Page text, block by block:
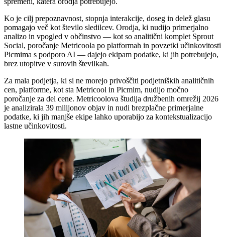
Ko je cilj prepoznavnost, stopnja interakcije, doseg in delež glasu
pomagajo več kot število sledilcev. Orodja, ki nudijo primerjalno
analizo in vpogled v občinstvo — kot so analitični komplet Sprout
Social, poročanje Metricoola po platformah in povzetki učinkovitosti
Picmima s podporo AI — dajejo ekipam podatke, ki jih potrebujejo,
brez utopitve v surovih številkah.
Za mala podjetja, ki si ne morejo privoščiti podjetniških analitičnih
cen, platforme, kot sta Metricool in Picmim, nudijo močno
poročanje za del cene. Metricoolova študija družbenih omrežij 2026
je analizirala 39 milijonov objav in nudi brezplačne primerjalne
podatke, ki jih manjše ekipe lahko uporabijo za kontekstualizacijo
lastne učinkovitosti.